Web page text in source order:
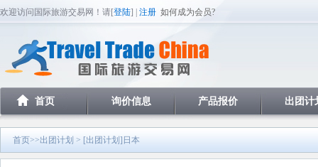
欢迎访问国际旅游交易网！请[登陆] | 注册 如何成为会员?
首页 询价信息 产品报价 出团计
首页>>出团计划 > [出团计划]日本